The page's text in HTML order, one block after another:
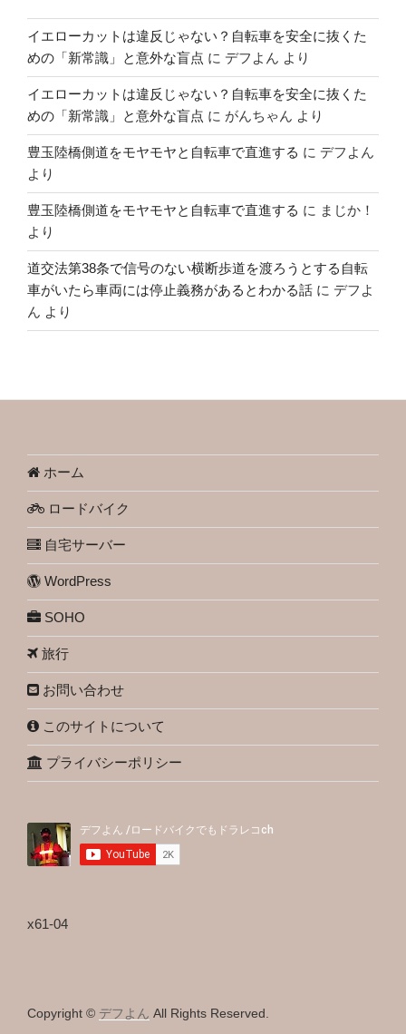
イエローカットは違反じゃない？自転車を安全に抜くた
めの「新常識」と意外な盲点 に デフよん より
イエローカットは違反じゃない？自転車を安全に抜くた
めの「新常識」と意外な盲点 に がんちゃん より
豊玉陸橋側道をモヤモヤと自転車で直進する に デフよん
より
豊玉陸橋側道をモヤモヤと自転車で直進する に まじか！
より
道交法第38条で信号のない横断歩道を渡ろうとする自転
車がいたら車両には停止義務があるとわかる話 に デフよ
ん より
ホーム
ロードバイク
自宅サーバー
WordPress
SOHO
旅行
お問い合わせ
このサイトについて
プライバシーポリシー
x61-04
Copyright © デフよん All Rights Reserved.